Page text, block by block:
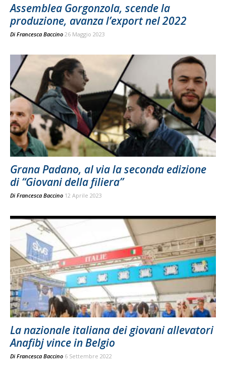
Assemblea Gorgonzola, scende la
produzione, avanza l’export nel 2022
Di Francesca Baccino 26 Maggio 2023
Grana Padano, al via la seconda edizione
di “Giovani della filiera”
Di Francesca Baccino 12 Aprile 2023
La nazionale italiana dei giovani allevatori
Anafibj vince in Belgio
Di Francesca Baccino 6 Settembre 2022